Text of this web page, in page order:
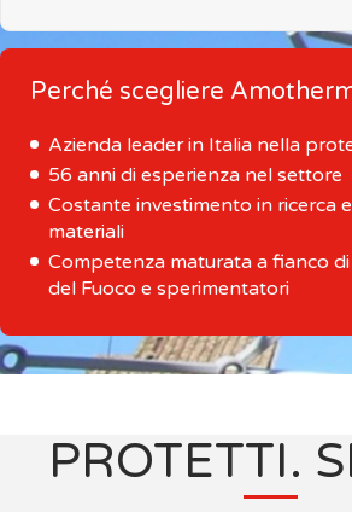
Perché scegliere
Azienda leader in Italia nella
56 anni di esperienza nel settore
Costante investimento in ricerca
materiali
Competenza maturata a fianco
del Fuoco e sperimentatori
PROTETTI.